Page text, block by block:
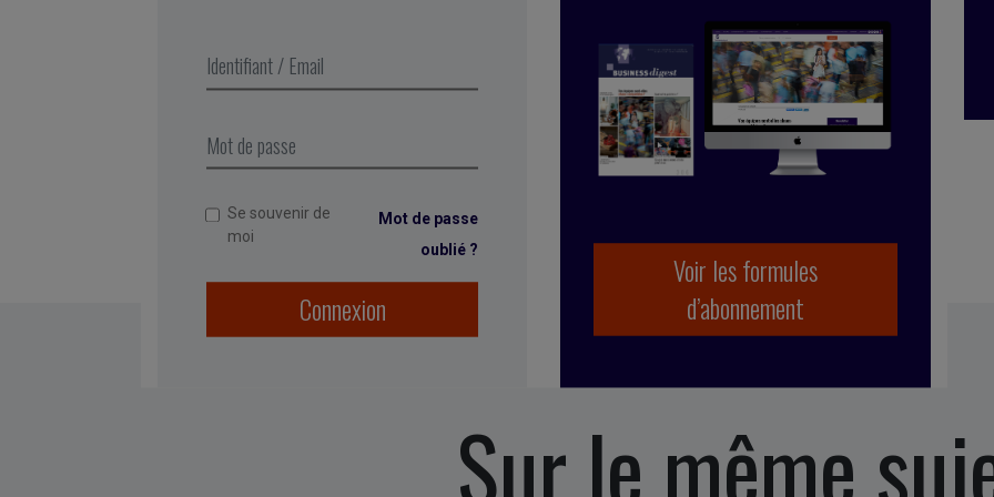
Se souvenir de
moi
Mot de passe
oublié ?
Connexion
Voir les formules
d’abonnement
Sur le même